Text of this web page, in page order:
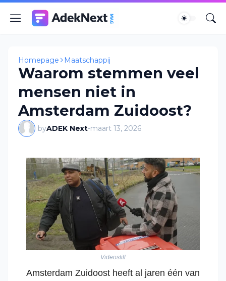
Homepage Maatschappij
Waarom stemmen veel
mensen niet in
Amsterdam Zuidoost?
byADEK Next-maart 13, 2026
Videostill
Amsterdam Zuidoost heeft al jaren één van